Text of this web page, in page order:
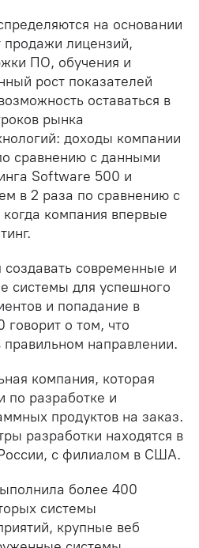
на основании
продажи лицензий,
ПО, обучения и
рост показателей
оставаться в
рынка
доходы компании
сравнению с данными
Software 500 и
в 2 раза по сравнению с
компания впервые
современные и
системы для успешного
и попадание в
о том, что
направлении.
компания, которая
по разработке и
продуктов на заказ.
разработки находятся в
с филиалом в США.
более 400
системы
крупные веб